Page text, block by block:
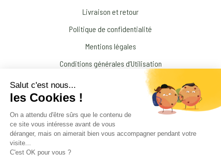
Livraison et retour
Politique de confidentialité
Mentions légales
Conditions générales d’Utilisation
N’interrompez jamais un traitement médical prescrit par votre médecin !
© 2026 Amandine Forestier Minéraux